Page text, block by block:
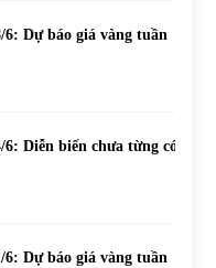
6: Dự báo giá vàng tuần
Diễn biến chưa từng có
6: Dự báo giá vàng tuần